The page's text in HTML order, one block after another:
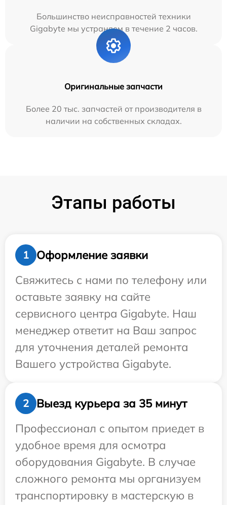
Большинство неисправностей техники
Gigabyte мы устраняем в течение 2 часов.
Оригинальные запчасти
Более 20 тыс. запчастей от производителя в
наличии на собственных складах.
Этапы работы
1
Оформление заявки
Свяжитесь с нами по телефону или
оставьте заявку на сайте
сервисного центра Gigabyte. Наш
менеджер ответит на Ваш запрос
для уточнения деталей ремонта
Вашего устройства Gigabyte.
2
Выезд курьера за 35 минут
Профессионал с опытом приедет в
удобное время для осмотра
оборудования Gigabyte. В случае
сложного ремонта мы организуем
транспортировку в мастерскую в